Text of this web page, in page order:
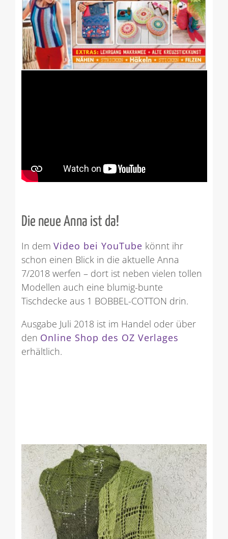
Die neue Anna ist da!
In dem Video bei YouTube könnt ihr
schon einen Blick in die aktuelle Anna
7/2018 werfen – dort ist neben vielen tollen
Modellen auch eine blumig-bunte
Tischdecke aus 1 BOBBEL-COTTON drin.
Ausgabe Juli 2018 ist im Handel oder über
den Online Shop des OZ Verlages
erhältlich.